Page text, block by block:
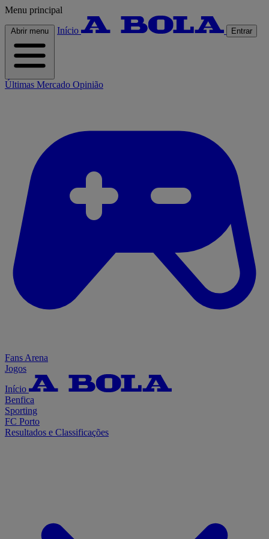
Menu principal
Abrir menu Início Entrar
Últimas Mercado Opinião
Fans Arena
Jogos
Início
Benfica
Sporting
FC Porto
Resultados e Classificações